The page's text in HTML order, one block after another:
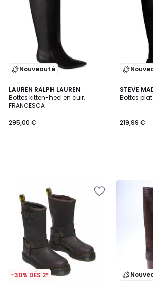
Nouveauté
LAUREN RALPH LAUREN
Bottes kitten-heel en cuir,
FRANCESCA
295,00 €
STEVE
Bottes
219,99 €
-30% DÈS 2*